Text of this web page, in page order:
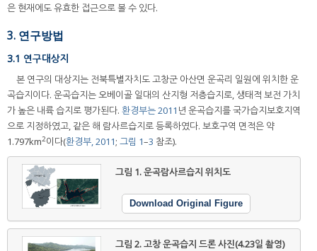
은 현재에도 유효한 접근으로 볼 수 있다.
3. 연구방법
3.1 연구대상지
본 연구의 대상지는 전북특별자치도 고창군 아산면 운곡리 일원에 위치한 운
곡습지이다. 운곡습지는 오베이골 일대의 산지형 저층습지로, 생태적 보전 가치
가 높은 내륙 습지로 평가된다. 환경부는 2011 년 운곡습지를 국가습지보호지역
으로 지정하였고, 같은 해 람사르습지로 등록하였다. 보호구역 면적은 약
1.797km2이다(환경부, 2011; 그림 1–3 참조).
그림 1.운곡람사르습지 위치도
Download Original Figure
그림 2.고창 운곡습지 드론 사진(4.23일 촬영)